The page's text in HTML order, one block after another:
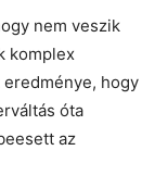
nem veszik
komplex
eredménye, hogy
óta
az